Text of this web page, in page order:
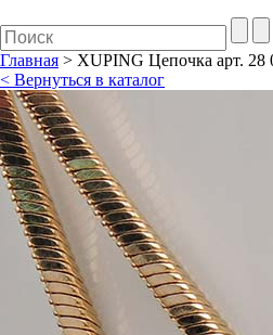
Главная > XUPING Цепочка арт. 28
< Вернуться в каталог